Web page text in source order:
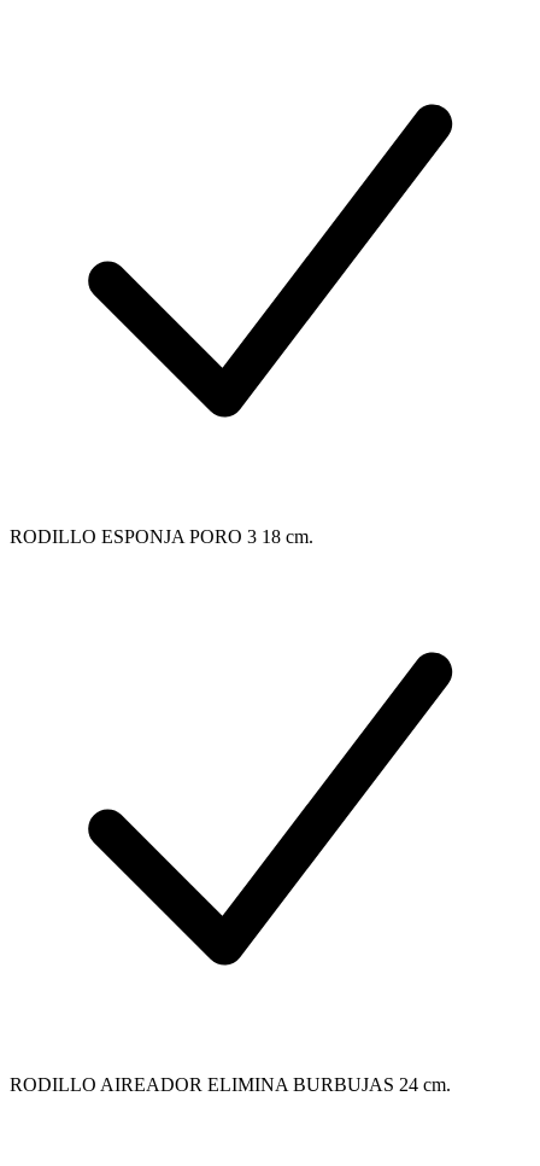
RODILLO ESPONJA PORO 3 18 cm.
RODILLO AIREADOR ELIMINA BURBUJAS 24 cm.